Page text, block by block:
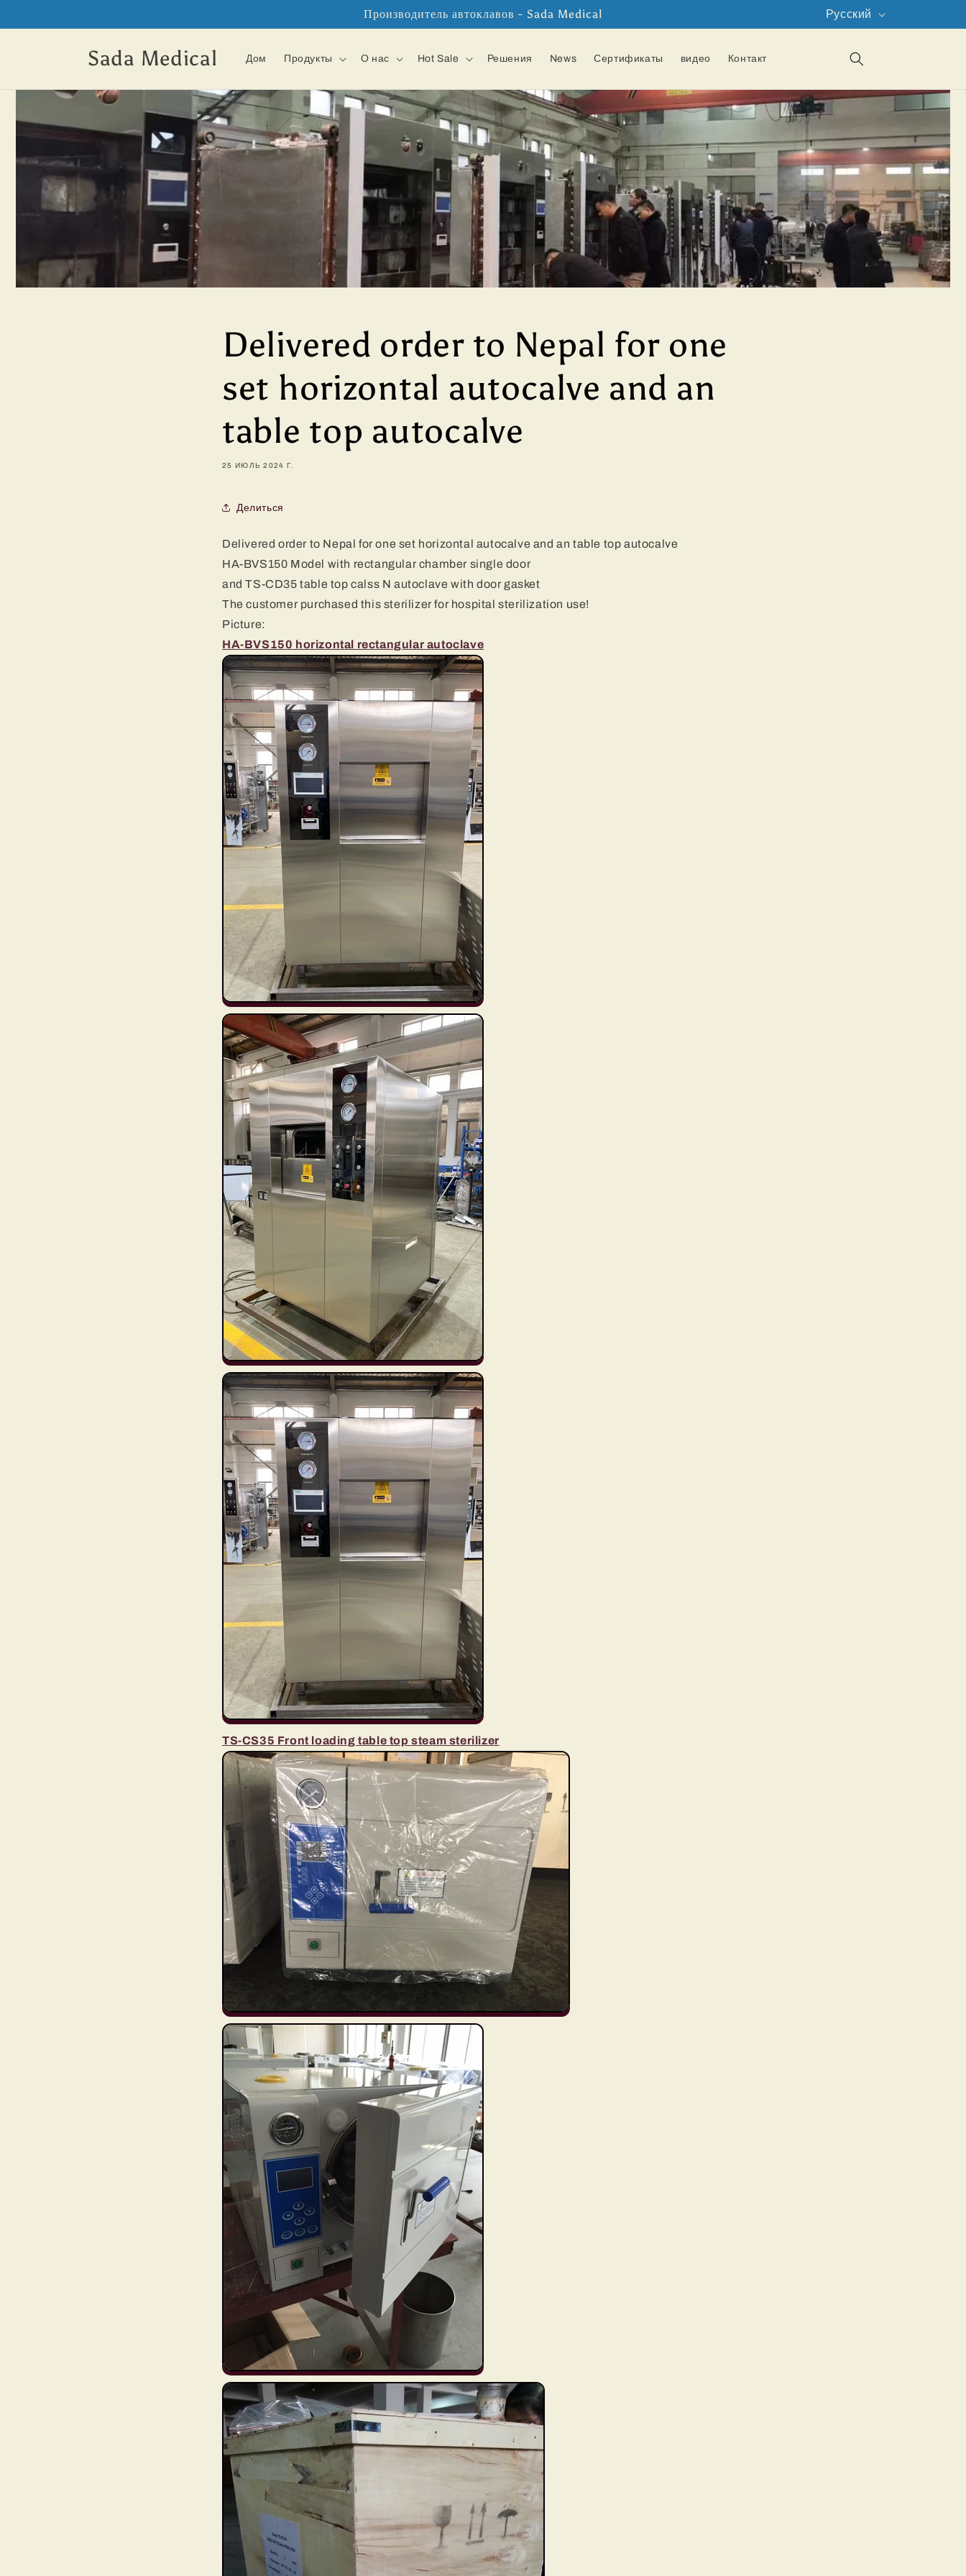
контенту
Производитель автоклавов - Sada Medical
Я
з
к
Русский
Sada Medical Дом Продукты О нас Hot Sale Решения News Сертификаты видео Контакт
Delivered order to Nepal for one
set horizontal autocalve and an
table top autocalve
25 ИЮЛЬ 2024 Г.
Делиться
Delivered order to Nepal for one set horizontal autocalve and an table top autocalve
HA-BVS150 Model with rectangular chamber single door
and TS-CD35 table top calss N autoclave with door gasket
The customer purchased this sterilizer for hospital sterilization use!
Picture:
HA-BVS150 horizontal rectangular autoclave
TS-CS35 Front loading table top steam sterilizer